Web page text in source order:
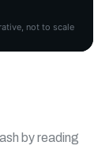
by reading